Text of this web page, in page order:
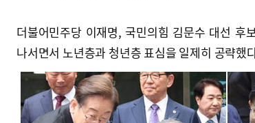
더불어민주당 이재명, 국민의힘 김문수 대선 후
나서면서 노년층과 청년층 표심을 일제히 공략했